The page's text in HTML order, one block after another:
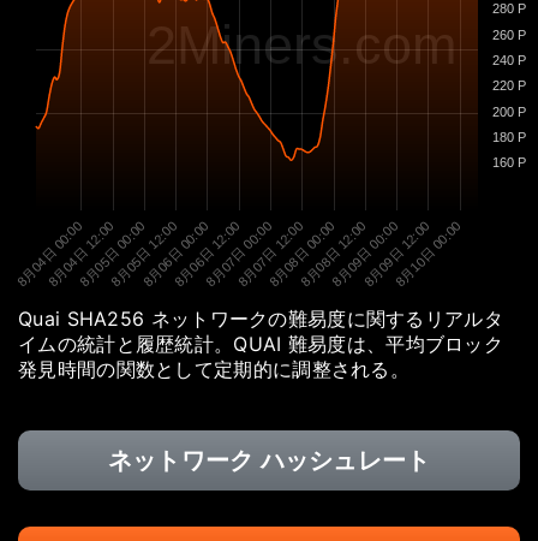
2Miners.com
8月04日 00:00
8月04日 12:00
8月05日 00:00
8月05日 12:00
8月06日 00:00
8月06日 12:00
8月07日 00:00
8月07日 12:00
8月08日 00:00
8月08日 12:00
8月09日 00:00
8月09日 12:00
8月10日 00:00
160 P
180 P
200 P
220 P
240 P
260 P
280 P
Quai SHA256 ネットワークの難易度に関するリアルタ
イムの統計と履歴統計。QUAI 難易度は、平均ブロック
発見時間の関数として定期的に調整される。
ネットワーク ハッシュレート